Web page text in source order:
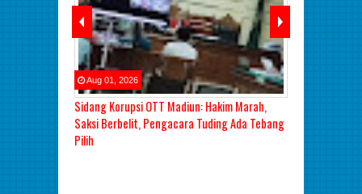
Sidang Korupsi OTT Madiun: Hakim Marah,
Saksi Berbelit, Pengacara Tuding Ada Tebang
Pilih
Aug 01 2026